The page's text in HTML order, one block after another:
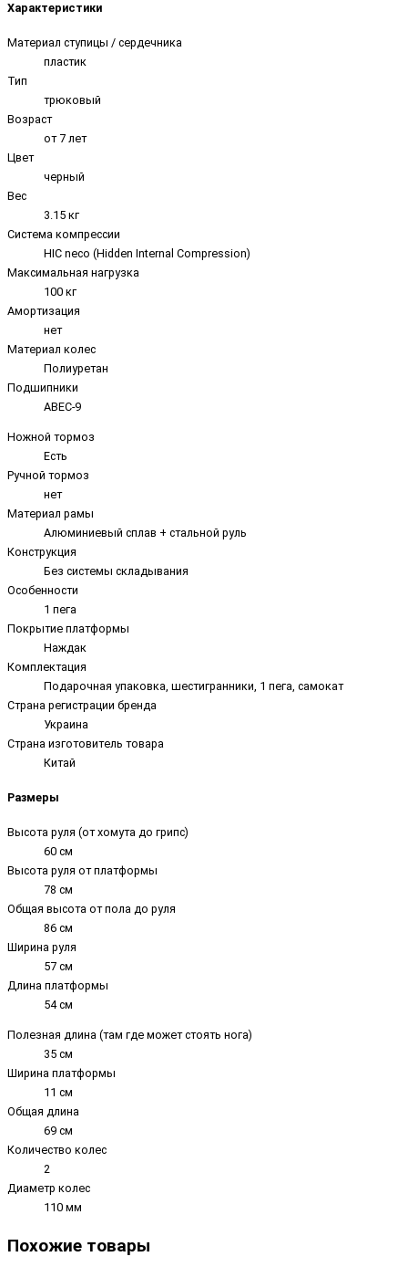
Характеристики
Материал ступицы / сердечника
пластик
Тип
трюковый
Возраст
от 7 лет
Цвет
черный
Вес
3.15 кг
Система компрессии
HIC neco (Hidden Internal Compression)
Максимальная нагрузка
100 кг
Амортизация
нет
Материал колес
Полиуретан
Подшипники
ABEC-9
Ножной тормоз
Есть
Ручной тормоз
нет
Материал рамы
Алюминиевый сплав + стальной руль
Конструкция
Без системы складывания
Особенности
1 пега
Покрытие платформы
Наждак
Комплектация
Подарочная упаковка, шестигранники, 1 пега, самокат
Страна регистрации бренда
Украина
Страна изготовитель товара
Китай
Размеры
Высота руля (от хомута до грипс)
60 см
Высота руля от платформы
78 см
Общая высота от пола до руля
86 см
Ширина руля
57 см
Длина платформы
54 см
Полезная длина (там где может стоять нога)
35 см
Ширина платформы
11 см
Общая длина
69 см
Количество колес
2
Диаметр колес
110 мм
Похожие товары